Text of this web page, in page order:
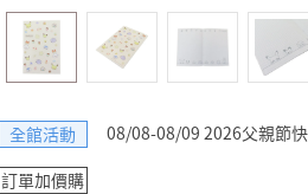
全館活動
08/08-08/09 2026父親節
訂單加價購